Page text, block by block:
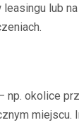
lub
np. okolice
miejscu.